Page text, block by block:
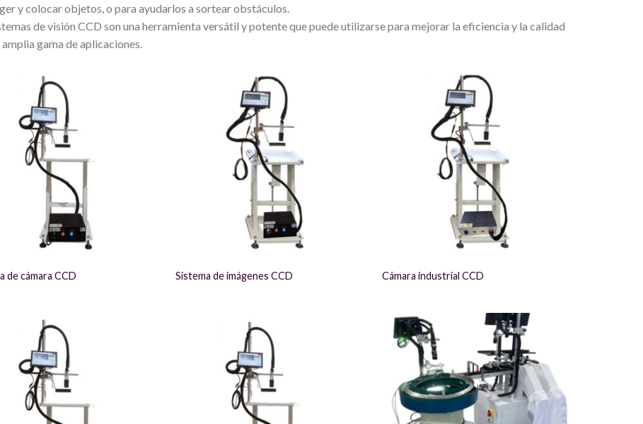
y colocar objetos, o para ayudarlos a sortear obstáculos.
de visión CCD son una herramienta versátil y potente que puede utilizarse para mejorar la eficiencia y la calidad
amplia gama de aplicaciones.
de cámara CCD Sistema de imágenes CCD Cámara industrial CCD